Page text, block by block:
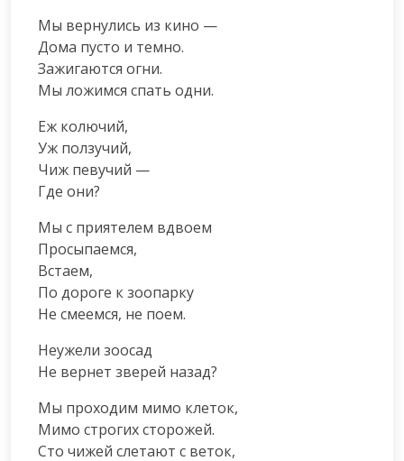
Мы вернулись из кино —
Дома пусто и темно.
Зажигаются огни.
Мы ложимся спать одни.
Еж колючий,
Уж ползучий,
Чиж певучий —
Где они?
Мы с приятелем вдвоем
Просыпаемся,
Встаем,
По дороге к зоопарку
Не смеемся, не поем.
Неужели зоосад
Не вернет зверей назад?
Мы проходим мимо клеток,
Мимо строгих сторожей.
Сто чижей слетают с веток,